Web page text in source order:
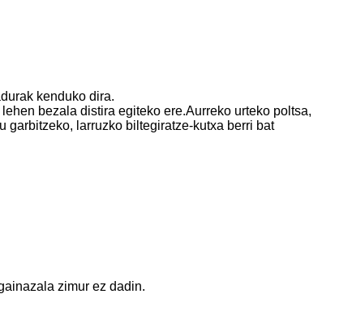
kenduko dira.
bezala distira egiteko ere.Aurreko urteko poltsa,
garbitzeko, larruzko biltegiratze-kutxa berri bat
zimur ez dadin.